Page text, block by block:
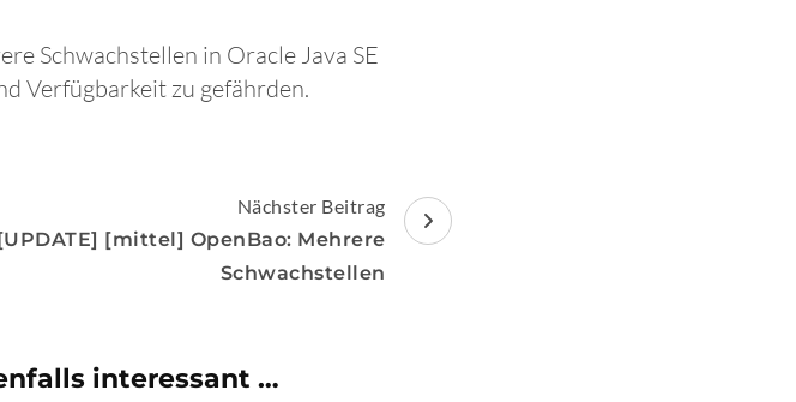
Schwachstellen in Oracle Java SE
Verfügbarkeit zu gefährden.
Nächster Beitrag
[mittel] OpenBao: Mehrere
Schwachstellen
interessant …